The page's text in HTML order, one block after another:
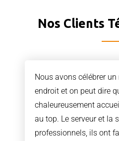
Nos Clients
Nous avons célébrer
endroit et on peut dire
chaleureusement
au top. Le serveur et la
professionnels, ils ont